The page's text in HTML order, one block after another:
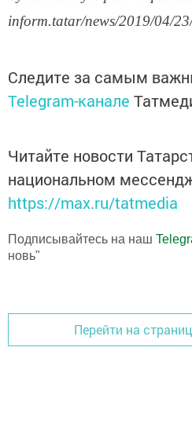
inform.tatar/news/2019/04/
Следите за самым
Telegram-канале
Читайте новости
национальном
https://max.ru/tatmedia
Подписывайтесь на наш
новь"
Перейти на